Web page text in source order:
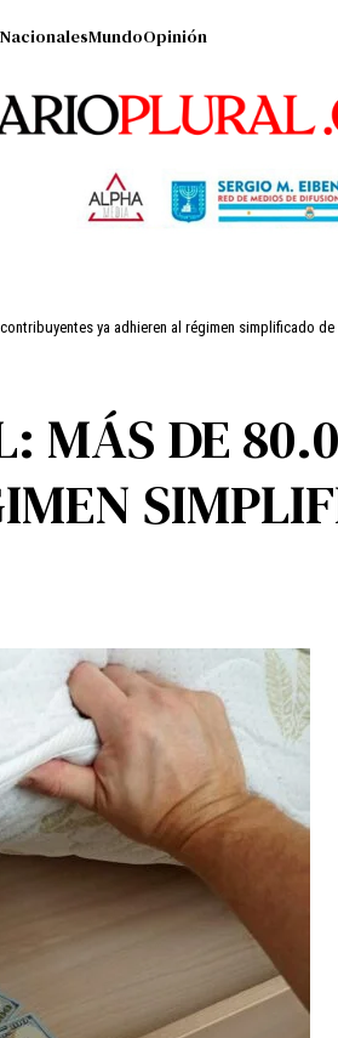
NacionalesMundoOpinión
ya adhieren al régimen simplificado de
MÁS DE